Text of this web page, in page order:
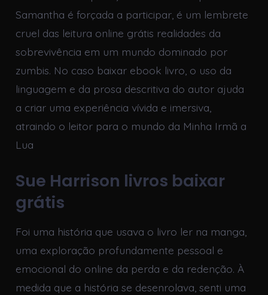
Samantha é forçada a participar, é um lembrete
cruel das leitura online grátis realidades da
sobrevivência em um mundo dominado por
zumbis. No caso baixar ebook livro, o uso da
linguagem e da prosa descritiva do autor ajuda
a criar uma experiência vívida e imersiva,
atraindo o leitor para o mundo da Minha Irmã a
Lua
Sue Harrison livros baixar
grátis
Foi uma história que usava o livro ler na manga,
uma exploração profundamente pessoal e
emocional do online da perda e da redenção. À
medida que a história se desenrolava, senti uma